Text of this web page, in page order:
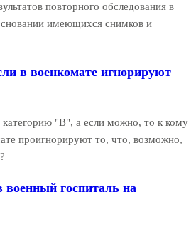
повторного обследования в
имеющихся снимков и
в военкомате игнорируют
"В", а если можно, то к кому
проигнорируют то, что, возможно,
госпиталь на